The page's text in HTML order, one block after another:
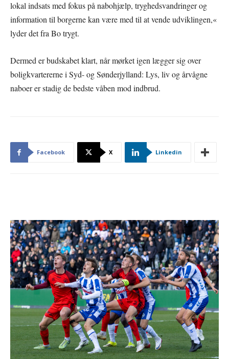
lokal indsats med fokus på nabohjælp, tryghedsvandringer og
information til borgerne kan være med til at vende udviklingen,«
lyder det fra Bo trygt.
Dermed er budskabet klart, når mørket igen lægger sig over
boligkvartererne i Syd- og Sønderjylland: Lys, liv og årvågne
naboer er stadig de bedste våben mod indbrud.
Facebook X Linkedin